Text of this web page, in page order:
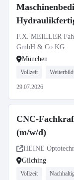
F.X. MEILLER
GmbH & Co KG
München
Vollzeit
29.07.2026
CNC-
(m/w/d)
HEINE
Gilching
Vollzeit